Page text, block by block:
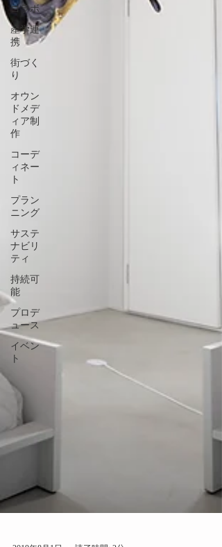
コラボ
産学連
携
街づく
り
オウン
ドメデ
ィア制
作
コーデ
ィネー
ト
プラン
ニング
サステ
ナビリ
ティ
持続可
能
プロデ
ュース
イベン
ト